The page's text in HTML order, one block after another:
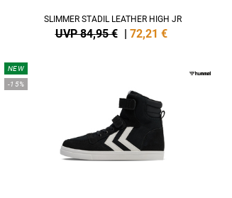
SLIMMER STADIL LEATHER HIGH JR
UVP 84,95 € | 72,21 €
NEW
-15%